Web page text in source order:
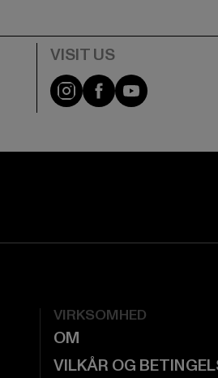
Visit our Instagram
Visit ourVisit our
VIRKSOMHED
OM
VILKÅR OG